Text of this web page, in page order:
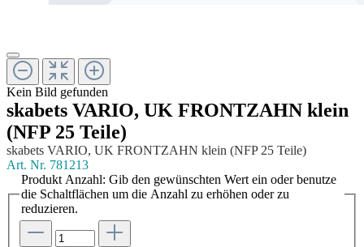
Kein Bild gefunden
skabets VARIO, UK FRONTZAHN klein
(NFP 25 Teile)
skabets VARIO, UK FRONTZAHN klein (NFP 25 Teile)
Art. Nr. 781213
Produkt Anzahl: Gib den gewünschten Wert ein oder benutze
die Schaltflächen um die Anzahl zu erhöhen oder zu
reduzieren.